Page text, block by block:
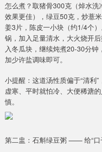
怎么煮？取猪骨300克（焯水
效果更佳），绿豆50克，炒薏
姜3片，陈皮一小块（约1/4个
锅，加入足量清水，大火烧开
入冬瓜块，继续炖煮20-30分
加少许盐调味即可。
小提醒：这道汤性质偏于“清利
虚寒、平时就怕冷、大便稀溏
慎。
第二盅：石斛绿豆粥 —— 给“口